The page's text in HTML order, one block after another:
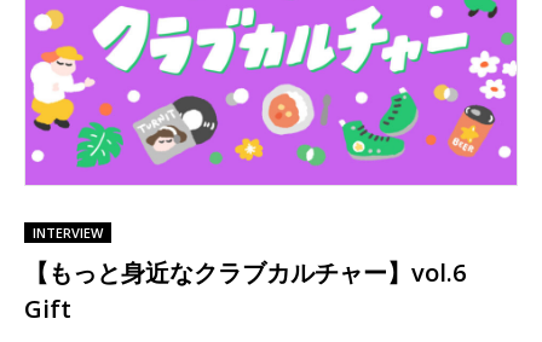
INTERVIEW
【もっと身近なクラブカルチャー】vol.6
Gift